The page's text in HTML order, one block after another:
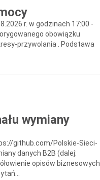
r. w godzinach 17:00 -
obowiązku
przywolania . Podstawa
wymiany
github.com/Polskie-Sieci-
danych B2B (dalej:
opisów biznesowych